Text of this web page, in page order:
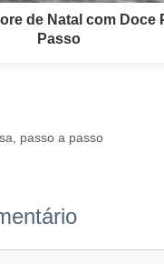
de Natal com Doce
Passo
passo a passo